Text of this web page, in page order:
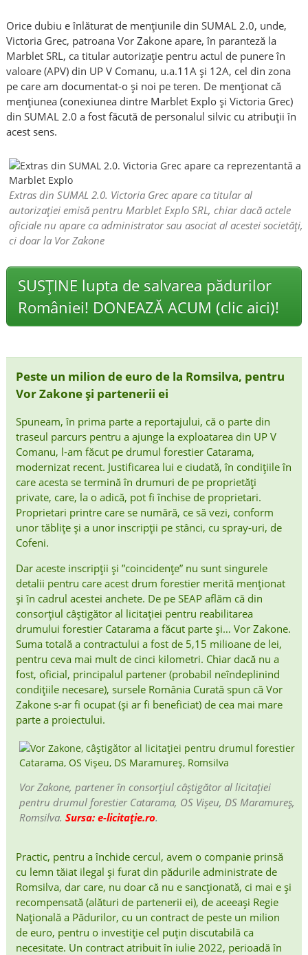
Orice dubiu e înlăturat de mențiunile din SUMAL 2.0, unde,
Victoria Grec, patroana Vor Zakone apare, în paranteză la
Marblet SRL, ca titular autorizație pentru actul de punere în
valoare (APV) din UP V Comanu, u.a.11A și 12A, cel din zona
pe care am documentat-o și noi pe teren. De menționat că
mențiunea (conexiunea dintre Marblet Explo și Victoria Grec)
din SUMAL 2.0 a fost făcută de personalul silvic cu atribuții în
acest sens.
Extras din SUMAL 2.0. Victoria Grec apare ca titular al
autorizației emisă pentru Marblet Explo SRL, chiar dacă actele
oficiale nu apare ca administrator sau asociat al acestei societăți,
ci doar la Vor Zakone
SUSȚINE lupta de salvarea pădurilor
României! DONEAZĂ ACUM (clic aici)!
Peste un milion de euro de la Romsilva, pentru
Vor Zakone și partenerii ei
Spuneam, în prima parte a reportajului, că o parte din
traseul parcurs pentru a ajunge la exploatarea din UP V
Comanu, l-am făcut pe drumul forestier Catarama,
modernizat recent. Justificarea lui e ciudată, în condițiile în
care acesta se termină în drumuri de pe proprietăți
private, care, la o adică, pot fi închise de proprietari.
Proprietari printre care se numără, ce să vezi, conform
unor tăblițe și a unor inscripții pe stânci, cu spray-uri, de
Cofeni.
Dar aceste inscripții și ”coincidențe” nu sunt singurele
detalii pentru care acest drum forestier merită menționat
și în cadrul acestei anchete. De pe SEAP aflăm că din
consorțiul câștigător al licitației pentru reabilitarea
drumului forestier Catarama a făcut parte și… Vor Zakone.
Suma totală a contractului a fost de 5,15 milioane de lei,
pentru ceva mai mult de cinci kilometri. Chiar dacă nu a
fost, oficial, principalul partener (probabil neîndeplinind
condițiile necesare), sursele România Curată spun că Vor
Zakone s-ar fi ocupat (și ar fi beneficiat) de cea mai mare
parte a proiectului.
Vor Zakone, partener în consorțiul câștigător al licitației
pentru drumul forestier Catarama, OS Vișeu, DS Maramureș,
Romsilva. Sursa: e-licitație.ro.
Practic, pentru a închide cercul, avem o companie prinsă
cu lemn tăiat ilegal și furat din pădurile administrate de
Romsilva, dar care, nu doar că nu e sancționată, ci mai e și
recompensată (alături de partenerii ei), de aceeași Regie
Națională a Pădurilor, cu un contract de peste un milion
de euro, pentru o investiție cel puțin discutabilă ca
necesitate. Un contract atribuit în iulie 2022, perioadă în